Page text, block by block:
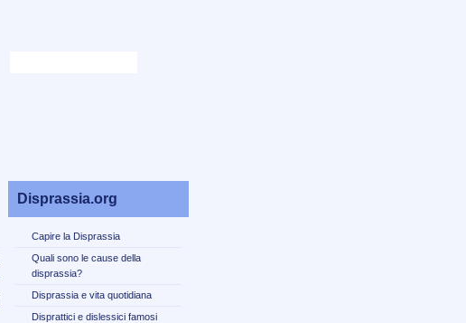
Disprassia.org
Capire la Disprassia
Quali sono le cause della
disprassia?
Disprassia e vita quotidiana
Disprattici e dislessici famosi